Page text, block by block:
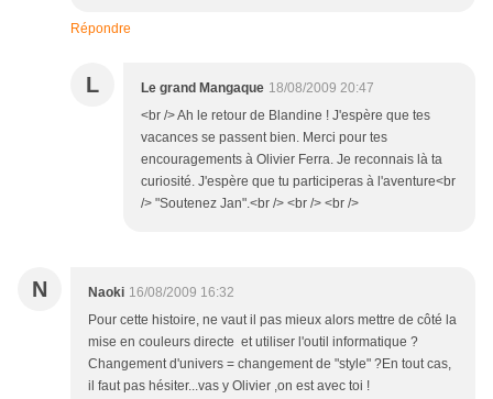
Répondre
L Le grand Mangaque 18/08/2009 20:47
<br /> Ah le retour de Blandine ! J'espère que tes
vacances se passent bien. Merci pour tes
encouragements à Olivier Ferra. Je reconnais là ta
curiosité. J'espère que tu participeras à l'aventure<br
/> "Soutenez Jan".<br /> <br /> <br />
N Naoki 16/08/2009 16:32
Pour cette histoire, ne vaut il pas mieux alors mettre de côté la
mise en couleurs directe et utiliser l'outil informatique ?
Changement d'univers = changement de "style" ?En tout cas,
il faut pas hésiter...vas y Olivier ,on est avec toi !